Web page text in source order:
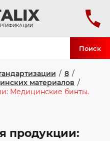
ALIX
Поиск
/ 8 /
материалов /
Медицинские бинты.
продукции: